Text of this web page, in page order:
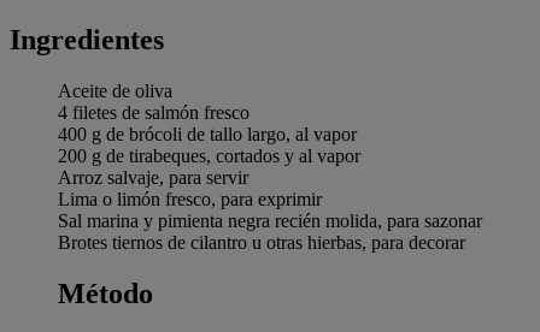
Ingredientes
Aceite de oliva
4 filetes de salmón fresco
400 g de brócoli de tallo largo, al vapor
200 g de tirabeques, cortados y al vapor
Arroz salvaje, para servir
Lima o limón fresco, para exprimir
Sal marina y pimienta negra recién molida, para sazonar
Brotes tiernos de cilantro u otras hierbas, para decorar
Método